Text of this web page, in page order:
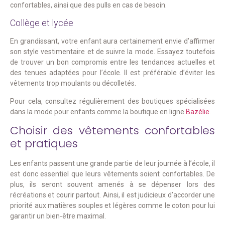
confortables, ainsi que des pulls en cas de besoin.
Collège et lycée
En grandissant, votre enfant aura certainement envie d’affirmer
son style vestimentaire et de suivre la mode. Essayez toutefois
de trouver un bon compromis entre les tendances actuelles et
des tenues adaptées pour l’école. Il est préférable d’éviter les
vêtements trop moulants ou décolletés.
Pour cela, consultez régulièrement des boutiques spécialisées
dans la mode pour enfants comme la boutique en ligne Bazélie
Choisir des vêtements confortables
et pratiques
Les enfants passent une grande partie de leur journée à l’école, il
est donc essentiel que leurs vêtements soient confortables. De
plus, ils seront souvent amenés à se dépenser lors des
récréations et courir partout. Ainsi, il est judicieux d’accorder une
priorité aux matières souples et légères comme le coton pour lui
garantir un bien-être maximal.